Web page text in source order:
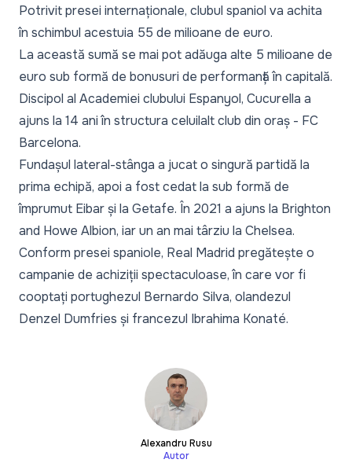
Potrivit presei internaționale, clubul spaniol va achita
în schimbul acestuia 55 de milioane de euro.
La această sumă se mai pot adăuga alte 5 milioane de
euro sub formă de bonusuri de performanță în capitală.
Discipol al Academiei clubului Espanyol, Cucurella a
ajuns la 14 ani în structura celuilalt club din oraș - FC
Barcelona.
Fundașul lateral-stânga a jucat o singură partidă la
prima echipă, apoi a fost cedat la sub formă de
împrumut Eibar și la Getafe. În 2021 a ajuns la Brighton
and Howe Albion, iar un an mai târziu la Chelsea.
Conform presei spaniole, Real Madrid pregătește o
campanie de achiziții spectaculoase, în care vor fi
cooptați portughezul Bernardo Silva, olandezul
Denzel Dumfries și francezul Ibrahima Konaté.
Alexandru Rusu
Autor